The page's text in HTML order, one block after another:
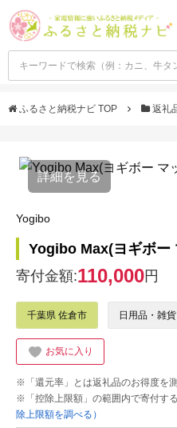
ふるさと納税ナビ TOP 返礼
詳細を見る
Yogibo
Yogibo Max(ヨギボー
寄付金額:110,000円
千葉県 佐倉市 日用品・雑貨
お気に入り
※「還元率」とは返礼品のお得度を
※「控除上限額」の範囲内で寄付す
除上限額を調べる）